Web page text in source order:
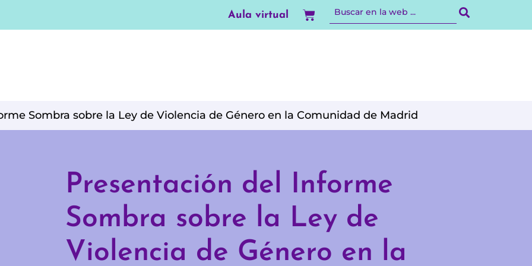
Aula virtual Carrito
Sombra sobre la Ley de Violencia de Género en la Comunidad de Madrid
Presentación del Informe
Sombra sobre la Ley de
Violencia de Género en la